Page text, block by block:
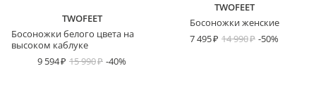
TWOFEET
Босоножки белого цвета на
высоком каблуке
9 594
15 990 -40%
TWOFEET
Босоножки женские
7 495
14 990 -50%